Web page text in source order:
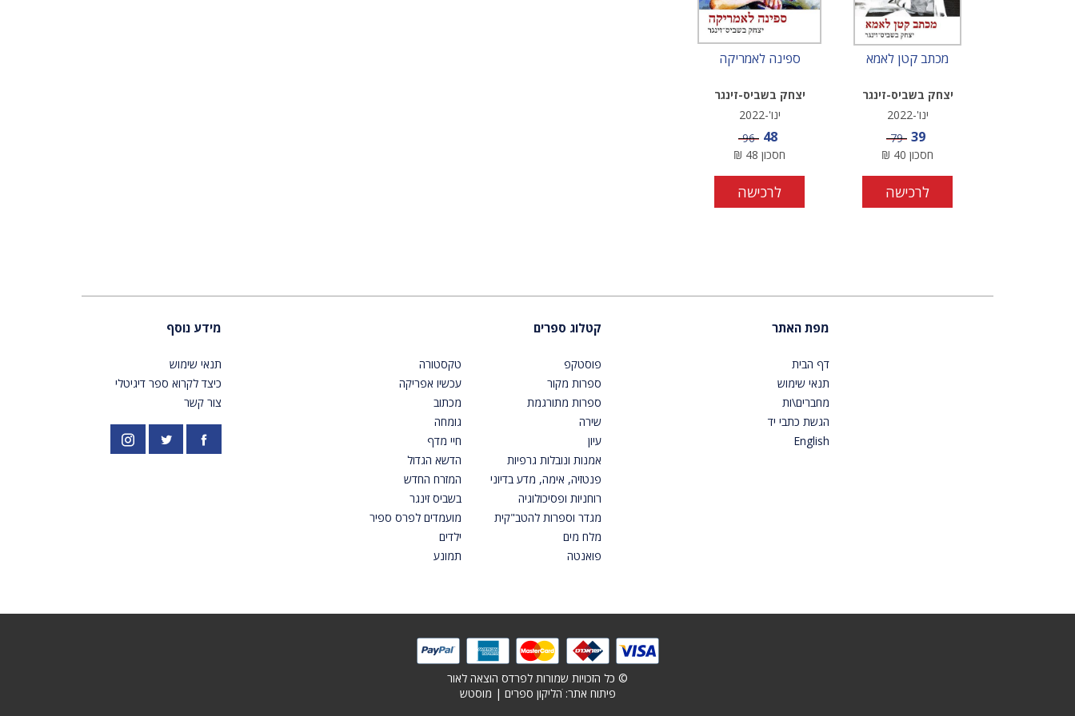
מכתב קטן לאמא
יצחק בשביס-זינגר
ינו'-2022
מחיר מבצע
39 מחיר
79
חסכון 40
₪
לרכישה
ספינה לאמריקה
יצחק בשביס-זינגר
ינו'-2022
מחיר מבצע
48 מחיר
96
חסכון 48
₪
לרכישה
מפת האתר
דף הבית
תנאי שימוש
מחברים\ות
הגשת כתבי יד
English
קטלוג ספרים
פוסטקפ
ספרות מקור
ספרות מתורגמת
שירה
עיון
אמנות ונובלות גרפיות
פנטזיה, אימה, מדע בדיוני
רוחניות ופסיכולוגיה
מגדר וספרות להטב"קית
מלח מים
פואנטה
טקסטורה
עכשיו אפריקה
מכתוב
גומחה
חיי מדף
הדשא הגדול
המזרח החדש
בשביס זינגר
מועמדים לפרס ספיר
ילדים
תמונע
מידע נוסף
תנאי שימוש
כיצד לקרוא ספר דיגיטלי
צור קשר
פייסבוק PardesPublish
אינסטגרם
© כל הזכויות שמורות לפרדס הוצאה לאור
פיתוח אתר: ׁהליקון ספרים | מוסטש